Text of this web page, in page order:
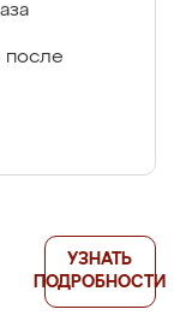
после
УЗНАТЬ
ПОДРОБНОСТИ